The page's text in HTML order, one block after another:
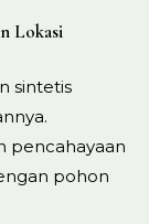
Lokasi
sintetis
pencahayaan
pohon